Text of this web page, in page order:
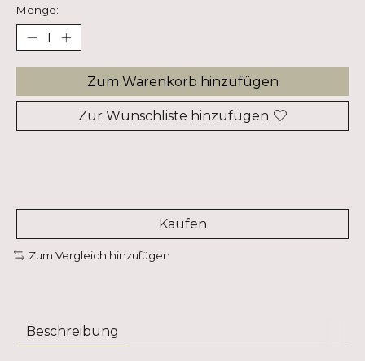
Menge:
Zum Warenkorb hinzufügen
Zur Wunschliste hinzufügen
Kaufen
Zum Vergleich hinzufügen
Beschreibung